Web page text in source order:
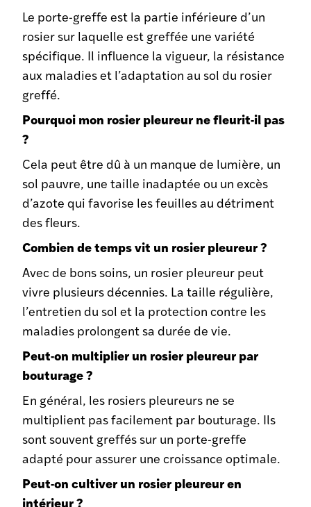
Le porte-greffe est la partie inférieure d’un
rosier sur laquelle est greffée une variété
spécifique. Il influence la vigueur, la résistance
aux maladies et l’adaptation au sol du rosier
greffé.
Pourquoi mon rosier pleureur ne fleurit-il pas
?
Cela peut être dû à un manque de lumière, un
sol pauvre, une taille inadaptée ou un excès
d’azote qui favorise les feuilles au détriment
des fleurs.
Combien de temps vit un rosier pleureur ?
Avec de bons soins, un rosier pleureur peut
vivre plusieurs décennies. La taille régulière,
l’entretien du sol et la protection contre les
maladies prolongent sa durée de vie.
Peut-on multiplier un rosier pleureur par
bouturage ?
En général, les rosiers pleureurs ne se
multiplient pas facilement par bouturage. Ils
sont souvent greffés sur un porte-greffe
adapté pour assurer une croissance optimale.
Peut-on cultiver un rosier pleureur en
intérieur ?